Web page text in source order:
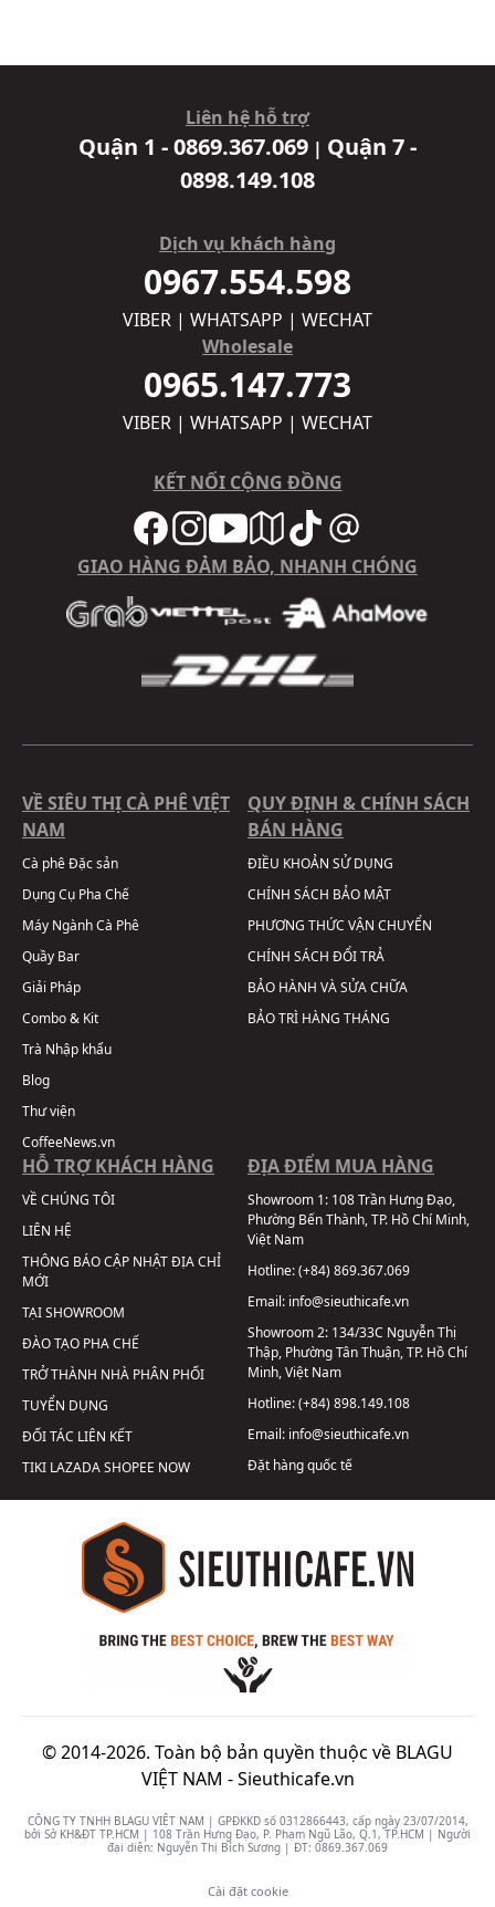
Liên hệ hỗ trợ
Quận 1 - 0869.367.069 | Quận 7 -
0898.149.108
Dịch vụ khách hàng
0967.554.598
VIBER | WHATSAPP | WECHAT
Wholesale
0965.147.773
VIBER | WHATSAPP | WECHAT
KẾT NỐI CỘNG ĐỒNG
GIAO HÀNG ĐẢM BẢO, NHANH CHÓNG
VỀ SIÊU THỊ CÀ PHÊ VIỆT
NAM
Cà phê Đặc sản
Dụng Cụ Pha Chế
Máy Ngành Cà Phê
Quầy Bar
Giải Pháp
Combo & Kit
Trà Nhập khẩu
Blog
Thư viện
CoffeeNews.vn
QUY ĐỊNH & CHÍNH SÁCH
BÁN HÀNG
ĐIỀU KHOẢN SỬ DỤNG
CHÍNH SÁCH BẢO MẬT
PHƯƠNG THỨC VẬN CHUYỂN
CHÍNH SÁCH ĐỔI TRẢ
BẢO HÀNH VÀ SỬA CHỮA
BẢO TRÌ HÀNG THÁNG
HỖ TRỢ KHÁCH HÀNG
VỀ CHÚNG TÔI
LIÊN HỆ
THÔNG BÁO CẬP NHẬT ĐỊA CHỈ
MỚI
TẠI SHOWROOM
ĐÀO TẠO PHA CHẾ
TRỞ THÀNH NHÀ PHÂN PHỐI
TUYỂN DỤNG
ĐỐI TÁC LIÊN KẾT
TIKI LAZADASHOPEE NOW
ĐỊA ĐIỂM MUA HÀNG
Showroom 1: 108 Trần Hưng Đạo,
Phường Bến Thành, TP. Hồ Chí Minh,
Việt Nam
Hotline:(+84) 869.367.069
Email: info@sieuthicafe.vn
Showroom 2: 134/33C Nguyễn Thị
Thập, Phường Tân Thuận, TP. Hồ Chí
Minh, Việt Nam
Hotline:(+84) 898.149.108
Email: info@sieuthicafe.vn
Đặt hàng quốc tế
© 2014-2026. Toàn bộ bản quyền thuộc về BLAGU
VIỆT NAM -Sieuthicafe.vn
CÔNG TY TNHH BLAGU VIỆT NAM | GPĐKKD số 0312866443, cấp ngày 23/07/2014,
bởi Sở KH&ĐT TP.HCM | 108 Trần Hưng Đạo, P. Phạm Ngũ Lão, Q.1, TP.HCM | Người
đại diện: Nguyễn Thị Bích Sương | ĐT: 0869.367.069
Cài đặt cookie